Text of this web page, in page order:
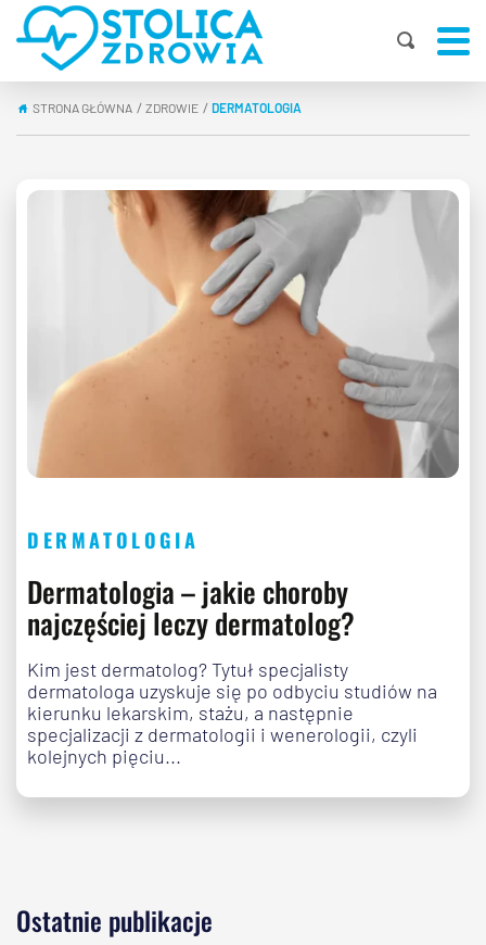
STRONA GŁÓWNA | ZDROWIE | DERMATOLOGIA
DERMATOLOGIA
Dermatologia – jakie choroby
najczęściej leczy dermatolog?
Kim jest dermatolog? Tytuł specjalisty
dermatologa uzyskuje się po odbyciu studiów na
kierunku lekarskim, stażu, a następnie
specjalizacji z dermatologii i wenerologii, czyli
kolejnych pięciu...
Ostatnie publikacje